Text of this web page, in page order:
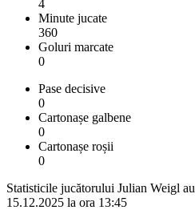
4
Minute jucate
360
Goluri marcate
0
Pase decisive
0
Cartonașe galbene
0
Cartonașe roșii
0
Statisticile jucătorului Julian Weigl
15.12.2025 la ora 13:45